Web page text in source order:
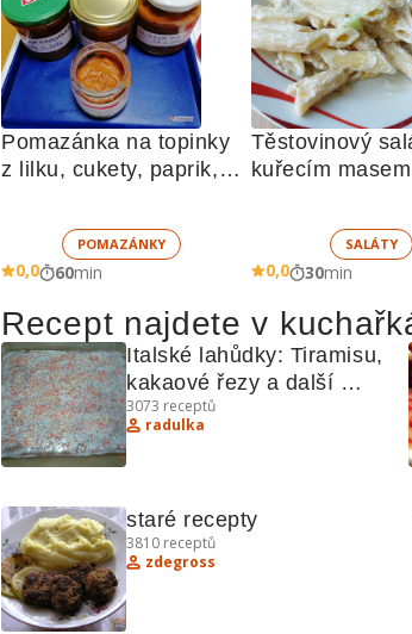
Pomazánka na topinky
z lilku, cukety, paprik,
žampionů
POMAZÁNKY
0,0 60min
Těstovinový
kuřecím
SALÁTY
0,0 30min
Recept najdete v
Italské lahůdky: Tiramisu,
kakaové řezy a další
recepty
3073 receptů
radulka
staré recepty
3810 receptů
zdegross